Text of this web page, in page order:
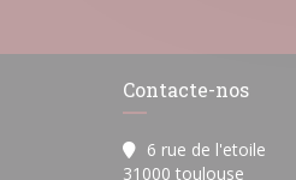
Contacte-nos
6 rue de l'etoile
31000 toulouse